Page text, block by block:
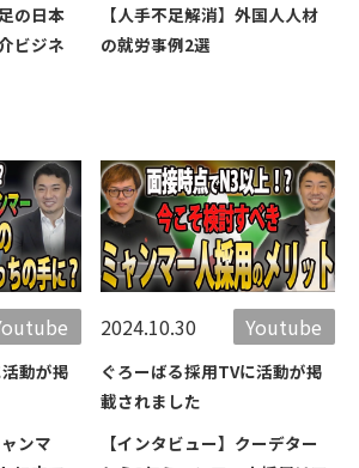
の日本
ビジネ
【人手不足解消】外国人人材
の就労事例2選
動が掲
ンマ
2024.10.30 Youtube
ぐろーばる採用TVに活動が掲
載されました
【インタビュー】クーデター